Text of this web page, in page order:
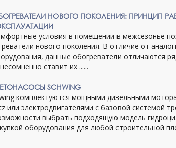
НОВОГО ПОКОЛЕНИЯ: ПРИНЦИП
условия в помещении в межсезонье
нового поколения. В отличие от
данные обогреватели отличаются
ставит их ......
SCHWING
комплектуются мощными дизельными
или электродвигателями с базовой системой
выбрать подходящую модель
оборудования для любой строительной